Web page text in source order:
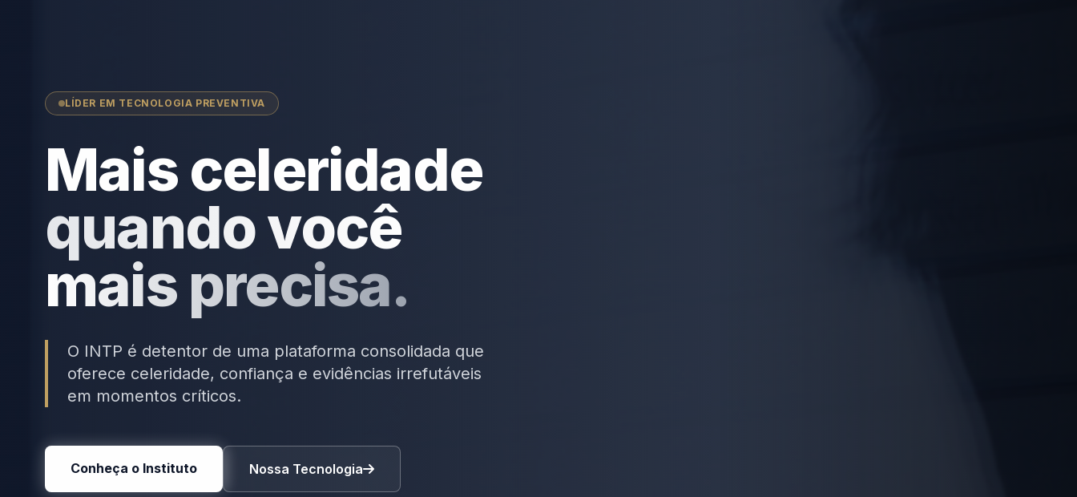
LÍDER EM TECNOLOGIA PREVENTIVA
Mais celeridade
quando você
mais precisa.
O INTP é detentor de uma plataforma consolidada que
oferece celeridade, confiança e evidências irrefutáveis
em momentos críticos.
Conheça o Instituto Nossa Tecnologia